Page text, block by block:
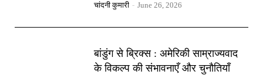
चांदनी कुमारी - June 26, 2026
बांडुंग से ब्रिक्स : अमेरिकी साम्राज्यवाद
के विकल्प की संभावनाएँ और चुनौतियाँ